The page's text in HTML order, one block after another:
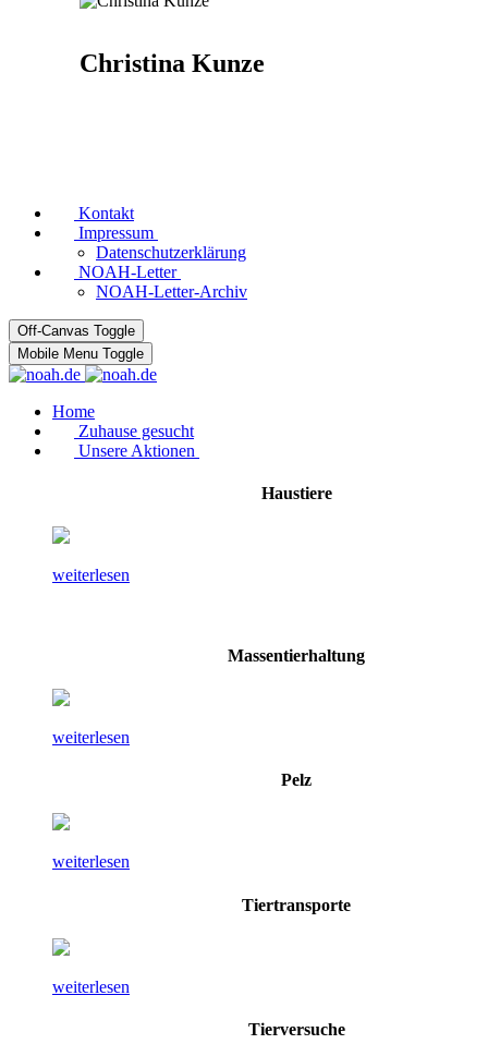
Christina Kunze
Kontakt
Impressum
Datenschutzerklärung
NOAH-Letter
NOAH-Letter-Archiv
Off-Canvas Toggle
Mobile Menu Toggle
Home
Zuhause gesucht
Unsere Aktionen
Haustiere
weiterlesen
Massentierhaltung
weiterlesen
Pelz
weiterlesen
Tiertransporte
weiterlesen
Tierversuche